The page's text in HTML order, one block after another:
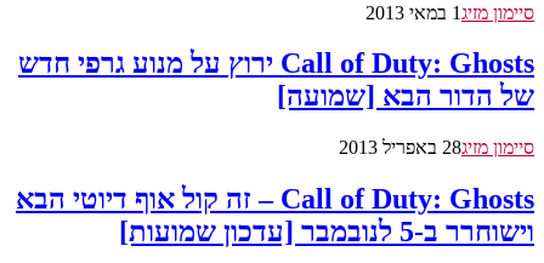
סיימון מזיג1 במאי 2013
Call of Duty: Ghosts ירוץ על מנוע גרפי חדש
של הדור הבא [שמועה]
סיימון מזיג28 באפריל 2013
Call of Duty: Ghosts – זה קול אוף דיוטי הבא
וישוחרר ב-5 לנובמבר [עדכון שמועות]